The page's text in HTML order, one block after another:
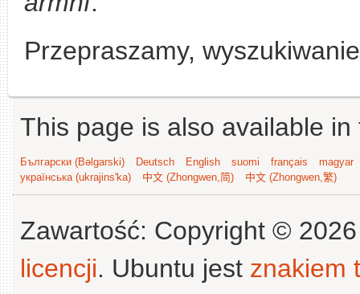
Przepraszamy,
This page is also available
Български (Bəlgarski) Deutsch English suomi français
magyar
українська (ukrajins'ka)
中文 (Zhongwen,简) 中文 (Zhongwen,繁)
Zawartość: Copyright ©
licencji. Ubuntu jest znakiem